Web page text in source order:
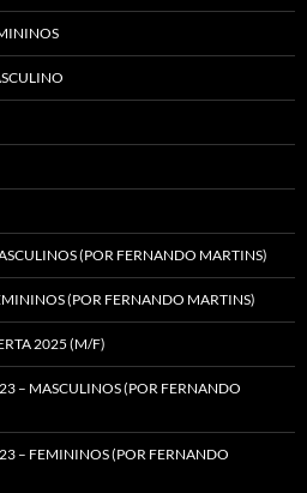
(POR FERNANDO MARTINS)
(POR FERNANDO MARTINS)
2025 (M/F)
– MASCULINOS (POR FERNANDO
– FEMININOS (POR FERNANDO